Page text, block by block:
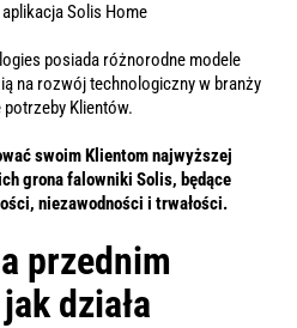
Solis Home
posiada różnorodne modele
na rozwój technologiczny w branży
potrzeby Klientów.
swoim Klientom najwyższej
grona falowniki Solis, będące
niezawodności i trwałości.
przednim
działa